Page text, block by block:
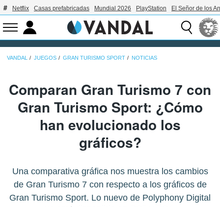
Netflix Casas prefabricadas Mundial 2026 PlayStation El Señor de los
VANDAL JUEGOS GRAN TURISMO SPORT NOTICIAS
Comparan Gran Turismo 7 con
Gran Turismo Sport: ¿Cómo
han evolucionado los
gráficos?
Una comparativa gráfica nos muestra los cambios
de Gran Turismo 7 con respecto a los gráficos de
Gran Turismo Sport. Lo nuevo de Polyphony Digital